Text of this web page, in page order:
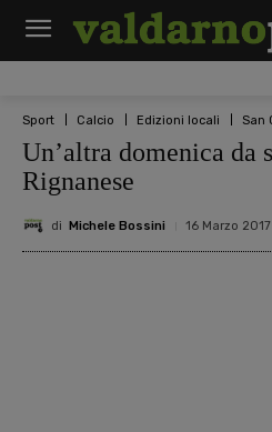
Sport Calcio Edizioni locali San
Un’altra domenica da
Rignanese
di Michele Bossini 16 Marzo 2017